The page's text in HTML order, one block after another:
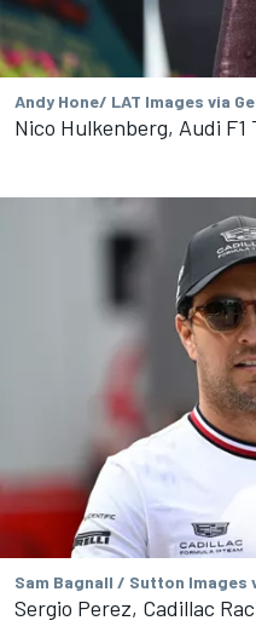
Andy Hone/ LAT Images via
Nico Hulkenberg, Audi F1
Sam Bagnall / Sutton Images
Sergio Perez, Cadillac